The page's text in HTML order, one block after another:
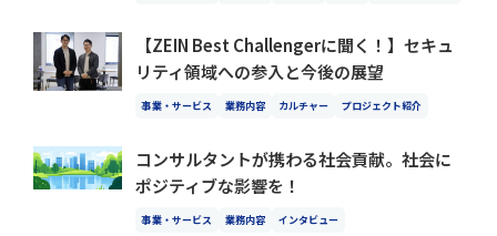
【ZEIN Best Challengerに聞く！】セキュ
リティ領域への参入と今後の展望
事業・サービス 業務内容 カルチャー プロジェクト紹介
コンサルタントが携わる社会貢献。社会に
ポジティブな影響を！
事業・サービス 業務内容 インタビュー